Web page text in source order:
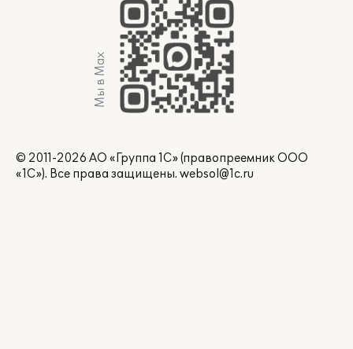
Мы в Max
© 2011-2026 АО «Группа 1С» (правопреемник ООО
«1С»). Все права защищены. websol@1c.ru